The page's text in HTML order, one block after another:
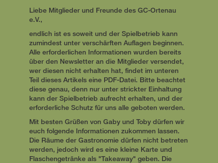
Liebe Mitglieder und Freunde des GC-Ortenau
e.V.,
endlich ist es soweit und der Spielbetrieb kann
zumindest unter verschärften Auflagen beginnen.
Alle erforderlichen Informationen wurden bereits
über den Newsletter an die Mitglieder versendet,
wer diesen nicht erhalten hat, findet im unteren
Teil dieses Artikels eine PDF-Datei. Bitte beachtet
diese genau, denn nur unter strickter Einhaltung
kann der Spielbetrieb aufrecht erhalten, und der
erforderliche Schutz für uns alle geboten werden.
Mit besten Grüßen von Gaby und Toby dürfen wir
euch folgende Informationen zukommen lassen.
Die Räume der Gastronomie dürfen nicht betreten
werden, jedoch wird es eine kleine Karte und
Flaschengetränke als "Takeaway" geben. Die